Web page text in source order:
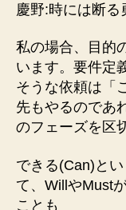
慶野:時には断る
私の場合、目的
います。要件定
そうな依頼は「
先もやるのであ
のフェーズを区
できる(Can)と
て、WillやMust
ことも